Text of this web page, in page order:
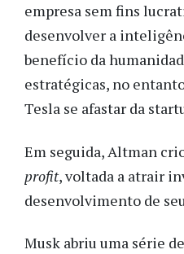
empresa sem fins
desenvolver a
benefício da
estratégicas, no
Tesla se afastar da
Em seguida, Altman
profit, voltada a atrair
desenvolvimento de
Musk abriu uma série